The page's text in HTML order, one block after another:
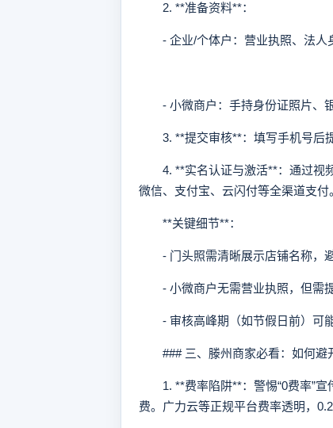
2. **准备资料**：
- 企业/个体户：营业执照、法人
- 小微商户：手持身份证照片、银
3. **提交审核**：填写手机号后提
4. **实名认证与激活**：通过视频
微信、支付宝、云闪付等全渠道支付
**关键细节**：
- 门头照需清晰展示店铺名称，避
- 小微商户无需营业执照，但需提
- 审核高峰期（如节假日前）可能
### 三、滕州商家必看：如何避开
1. **费率陷阱**：警惕“0费率”宣
费。广力云等正规平台费率透明，